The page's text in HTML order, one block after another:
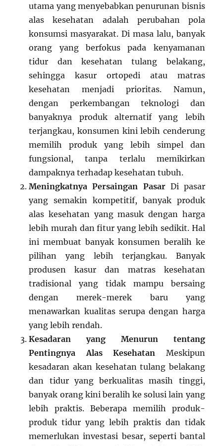
utama yang menyebabkan penurunan bisnis
alas kesehatan adalah perubahan pola
konsumsi masyarakat. Di masa lalu, banyak
orang yang berfokus pada kenyamanan
tidur dan kesehatan tulang belakang,
sehingga kasur ortopedi atau matras
kesehatan menjadi prioritas. Namun,
dengan perkembangan teknologi dan
banyaknya produk alternatif yang lebih
terjangkau, konsumen kini lebih cenderung
memilih produk yang lebih simpel dan
fungsional, tanpa terlalu memikirkan
dampaknya terhadap kesehatan tubuh.
Meningkatnya Persaingan PasarDi pasar
yang semakin kompetitif, banyak produk
alas kesehatan yang masuk dengan harga
lebih murah dan fitur yang lebih sedikit. Hal
ini membuat banyak konsumen beralih ke
pilihan yang lebih terjangkau. Banyak
produsen kasur dan matras kesehatan
tradisional yang tidak mampu bersaing
dengan merek-merek baru yang
menawarkan kualitas serupa dengan harga
yang lebih rendah.
Kesadaran yang Menurun tentang
Pentingnya Alas Kesehatan Meskipun
kesadaran akan kesehatan tulang belakang
dan tidur yang berkualitas masih tinggi,
banyak orang kini beralih ke solusi lain yang
lebih praktis. Beberapa memilih produk-
produk tidur yang lebih praktis dan tidak
memerlukan investasi besar, seperti bantal